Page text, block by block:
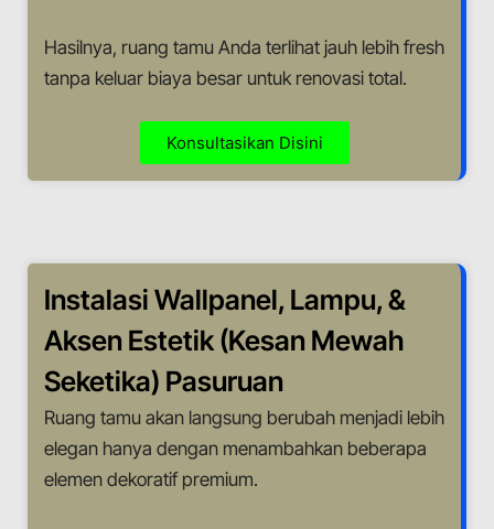
Hasilnya, ruang tamu Anda terlihat jauh lebih fresh
tanpa keluar biaya besar untuk renovasi total.
Konsultasikan Disini
Instalasi Wallpanel, Lampu, &
Aksen Estetik (Kesan Mewah
Seketika) Pasuruan
Ruang tamu akan langsung berubah menjadi lebih
elegan hanya dengan menambahkan beberapa
elemen dekoratif premium.